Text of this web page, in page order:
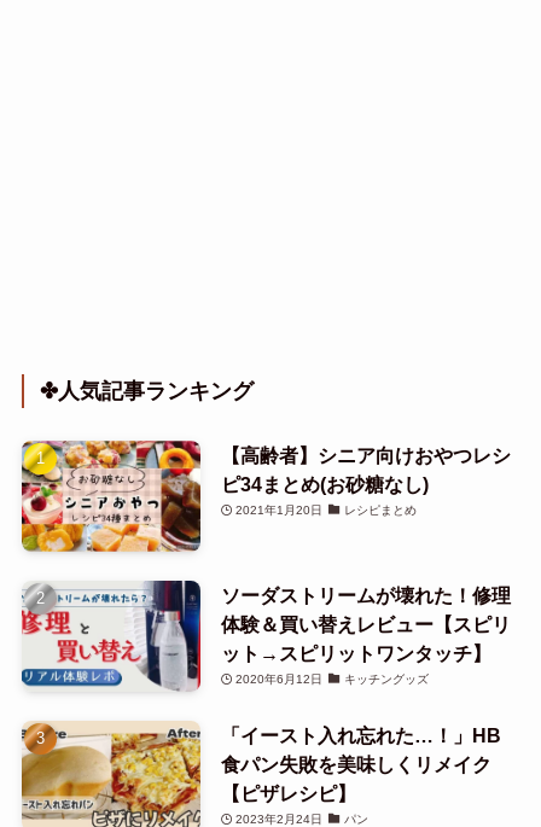
✤人気記事ランキング
【高齢者】シニア向けおやつレシ
ピ34まとめ(お砂糖なし)
2021年1月20日 レシピまとめ
ソーダストリームが壊れた！修理
体験＆買い替えレビュー【スピリ
ット→スピリットワンタッチ】
2020年6月12日 キッチングッズ
「イースト入れ忘れた…！」HB
食パン失敗を美味しくリメイク
【ピザレシピ】
2023年2月24日 パン